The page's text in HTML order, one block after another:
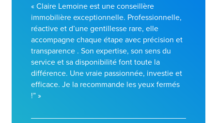
« Claire Lemoine est une conseillère
immobilière exceptionnelle. Professionnelle,
réactive et d’une gentillesse rare, elle
accompagne chaque étape avec précision et
transparence . Son expertise, son sens du
service et sa disponibilité font toute la
différence. Une vraie passionnée, investie et
efficace. Je la recommande les yeux fermés
!” »